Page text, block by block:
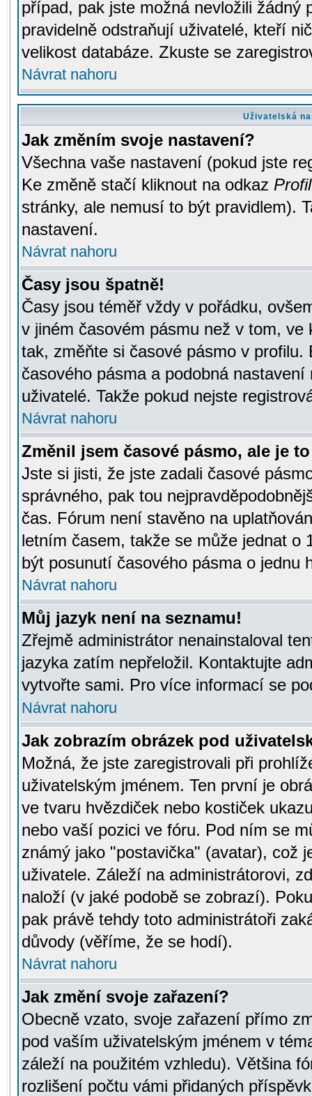
případ, pak jste možná nevložili žádný
pravidelně odstraňují uživatelé, kteří
velikost databáze. Zkuste se
Návrat nahoru
Uživatelská
Jak změním svoje nastavení?
Všechna vaše nastavení (pokud jste
Ke změně stačí kliknout na odkaz Profil
stránky, ale nemusí to být pravidlem).
nastavení.
Návrat nahoru
Časy jsou špatně!
Časy jsou téměř vždy v pořádku,
v jiném časovém pásmu než v tom,
tak, změňte si časové pásmo v
časového pásma a podobná
uživatelé. Takže pokud nejste
Návrat nahoru
Změnil jsem časové pásmo, ale je
Jste si jisti, že jste zadali časové
správného, pak tou
čas. Fórum není stavěno na
letním časem, takže se může jednat o
být posunutí časového pásma o jednu
Návrat nahoru
Můj jazyk není na seznamu!
Zřejmě administrátor nenainstaloval
jazyka zatím nepřeložil. Kontaktujte
vytvořte sami. Pro více informací se
Návrat nahoru
Jak zobrazím obrázek pod
Možná, že jste zaregistrovali při
uživatelským jménem. Ten první je
ve tvaru hvězdiček nebo kostiček
nebo vaší pozici ve fóru. Pod ním se
známý jako "postavička" (avatar), což
uživatele. Záleží na administrátorovi,
naloží (v jaké podobě se zobrazí).
pak právě tehdy toto administrátoři
důvody (věříme, že se hodí).
Návrat nahoru
Jak změní svoje zařazení?
Obecně vzato, svoje zařazení přímo
pod vaším uživatelským jménem v
záleží na použitém vzhledu). Většina
rozlišení počtu vámi přidaných